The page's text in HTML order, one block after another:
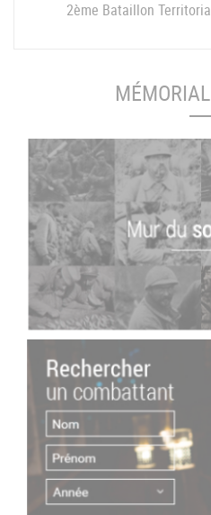
2ème Bataillon
MÉMORIAL